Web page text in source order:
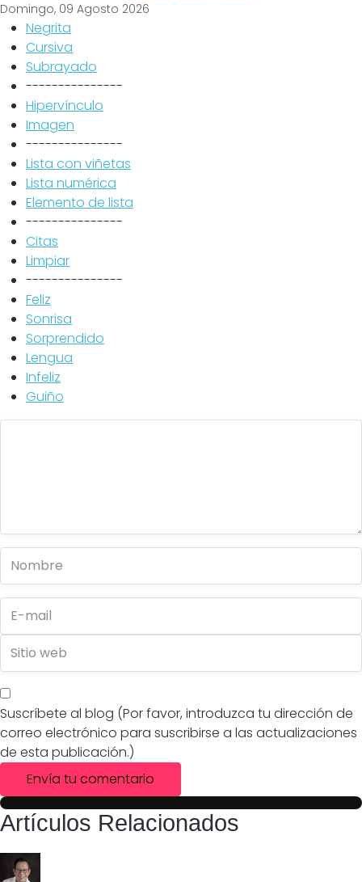
Domingo, 09 Agosto 2026
Negrita
Cursiva
Subrayado
---------------
Hipervínculo
Imagen
---------------
Lista con viñetas
Lista numérica
Elemento de lista
---------------
Citas
Limpiar
---------------
Feliz
Sonrisa
Sorprendido
Lengua
Infeliz
Guiño
Suscríbete al blog (Por favor, introduzca tu dirección de
correo electrónico para suscribirse a las actualizaciones
de esta publicación.)
Envía tu comentario
Artículos Relacionados